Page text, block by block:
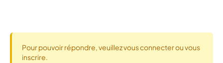
Pour pouvoir répondre, veuillez vous connecter ou vous
inscrire.